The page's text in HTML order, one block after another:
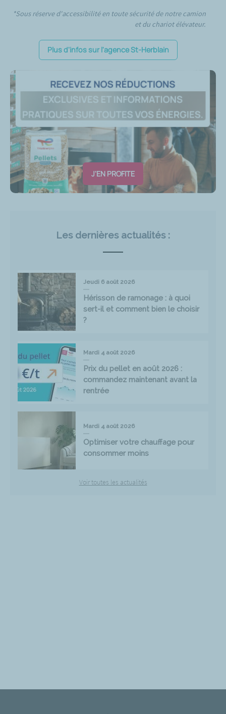
*Sous réserve d'accessibilité en toute sécurité de notre camion
et du chariot élévateur.
Plus d'infos sur l'agence St-Herblain
J'EN PROFITE
Les dernières actualités :
Jeudi 6 août 2026
Hérisson de ramonage : à quoi
sert-il et comment bien le choisir
?
Mardi 4 août 2026
Prix du pellet en août 2026 :
commandez maintenant avant la
rentrée
Mardi 4 août 2026
Optimiser votre chauffage pour
consommer moins
Voir toutes les actualités